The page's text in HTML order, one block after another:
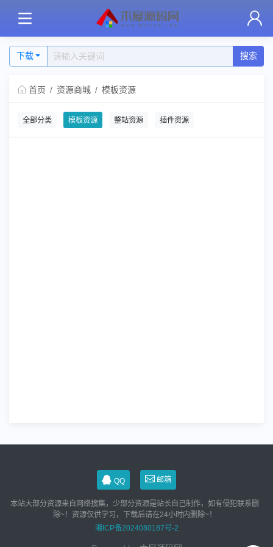
下载 搜索
首页 资源商城 模板资源
全部分类 模板资源 整站资源 插件资源
QQ 邮箱
本站大部分资源来自网络搜集，少部分资源是站长自己制作，如有侵犯联系删
除~！资源仅供学习，下载后请在24小时内删除~！
湘ICP备2024080187号-2